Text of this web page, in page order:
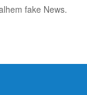
fake News.